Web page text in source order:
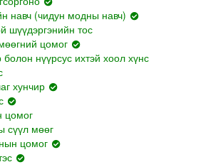
навч (чидун модны навч)
шүүдэргэнийн тос
цомог
нүүрсус ихтэй хоол хүнс
хунчир
цомог
сүүл мөөг
цомог